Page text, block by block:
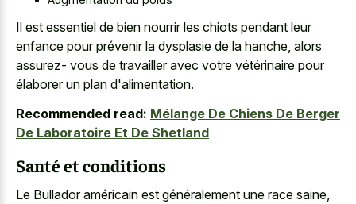
Il est essentiel de bien nourrir les chiots pendant leur
enfance pour prévenir la dysplasie de la hanche, alors
assurez- vous de travailler avec votre vétérinaire pour
élaborer un plan d'alimentation.
Recommended read: Mélange De Chiens De Berger
De Laboratoire Et De Shetland
Santé et conditions
Le Bullador américain est généralement une race saine,